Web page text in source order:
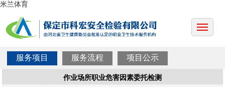
米兰体育
服务项目 服务流程 项目公示
作业场所职业危害因素委托检测